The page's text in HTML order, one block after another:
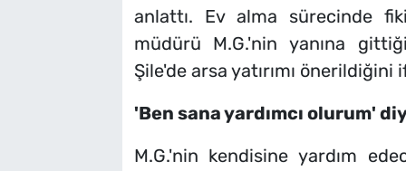
anlattı. Ev alma sürecinde
müdürü M.G.'nin yanına
Şile'de arsa yatırımı önerildiğini
'Ben sana yardımcı olurum'
M.G.'nin kendisine yardım